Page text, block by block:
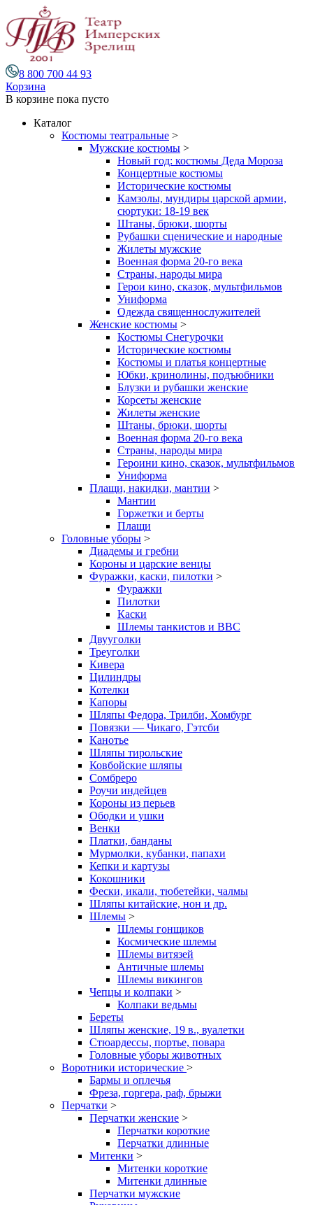
8 800 700 44 93
Корзина
В корзине пока пусто
Каталог
Костюмы театральные >
Мужские костюмы >
Новый год: костюмы Деда Мороза
Концертные костюмы
Исторические костюмы
Камзолы, мундиры царской армии,
сюртуки: 18-19 век
Штаны, брюки, шорты
Рубашки сценические и народные
Жилеты мужские
Военная форма 20-го века
Страны, народы мира
Герои кино, сказок, мультфильмов
Униформа
Одежда священнослужителей
Женские костюмы >
Костюмы Снегурочки
Исторические костюмы
Костюмы и платья концертные
Юбки, кринолины, подъюбники
Блузки и рубашки женские
Корсеты женские
Жилеты женские
Штаны, брюки, шорты
Военная форма 20-го века
Страны, народы мира
Героини кино, сказок, мультфильмов
Униформа
Плащи, накидки, мантии >
Мантии
Горжетки и берты
Плащи
Головные уборы >
Диадемы и гребни
Короны и царские венцы
Фуражки, каски, пилотки >
Фуражки
Пилотки
Каски
Шлемы танкистов и ВВС
Двууголки
Треуголки
Кивера
Цилиндры
Котелки
Капоры
Шляпы Федора, Трилби, Хомбург
Повязки — Чикаго, Гэтсби
Канотье
Шляпы тирольские
Ковбойские шляпы
Сомбреро
Роучи индейцев
Короны из перьев
Ободки и ушки
Венки
Платки, банданы
Мурмолки, кубанки, папахи
Кепки и картузы
Кокошники
Фески, икали, тюбетейки, чалмы
Шляпы китайские, нон и др.
Шлемы >
Шлемы гонщиков
Космические шлемы
Шлемы витязей
Античные шлемы
Шлемы викингов
Чепцы и колпаки >
Колпаки ведьмы
Береты
Шляпы женские, 19 в., вуалетки
Стюардессы, портье, повара
Головные уборы животных
Воротники исторические >
Бармы и оплечья
Фреза, горгера, раф, брыжи
Перчатки >
Перчатки женские >
Перчатки короткие
Перчатки длинные
Митенки >
Митенки короткие
Митенки длинные
Перчатки мужские